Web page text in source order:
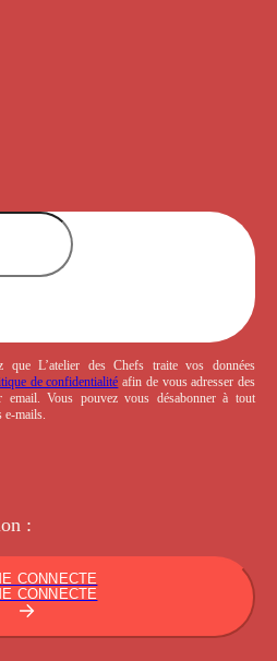
que L’atelier des Chefs traite vos données
de confidentialité afin de vous adresser des
email. Vous pouvez vous désabonner à tout
e-mails.
:
CONNECTE
CONNECTE